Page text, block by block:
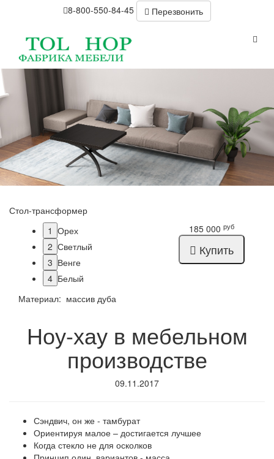
8-800-550-84-45 Перезвонить
Стол-трансформер
1 Орех
2 Светлый
3 Венге
4 Белый
Материал: массив дуба
185 000 руб
Купить
Ноу-хау в мебельном
производстве
09.11.2017
Сэндвич, он же - тамбурат
Ориентируя малое – достигается лучшее
Когда стекло не для осколков